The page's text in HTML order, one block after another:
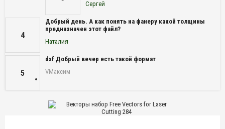
Сергей
4
Добрый день. А как понять на фанеру какой толщины
предназначен этот файл?
Наталия
5
dxf Добрый вечер есть такой формат
VМаксим